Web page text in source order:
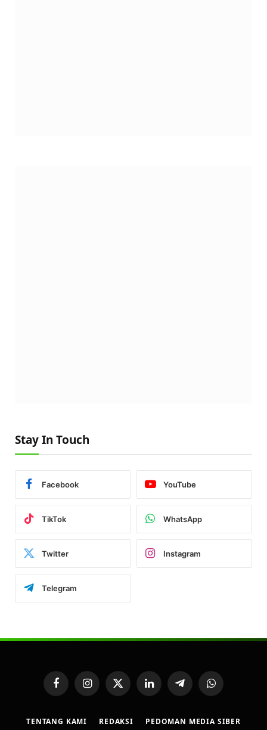
Stay In Touch
Facebook YouTube
TikTok WhatsApp
Twitter Instagram
Telegram
FacebookInstagram
X
(Twitter)
LinkedInTelegramWhatsApp
TENTANG KAMI REDAKSI PEDOMAN MEDIA SIBER